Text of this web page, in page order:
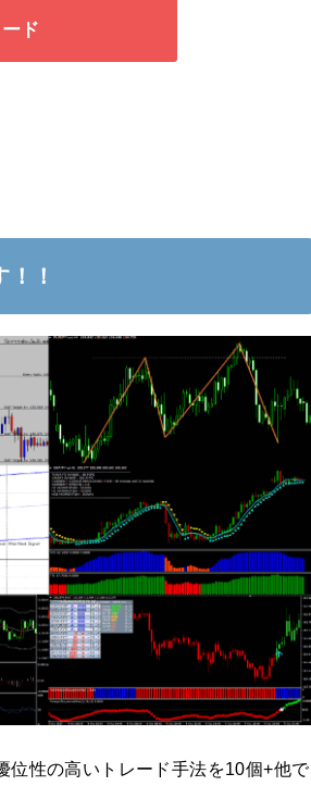
ド
！
位性の高いトレード手法を10個+他で